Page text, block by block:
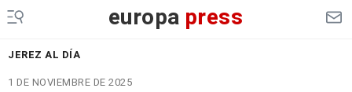
europa press
JEREZ AL DÍA
1 DE NOVIEMBRE DE 2025